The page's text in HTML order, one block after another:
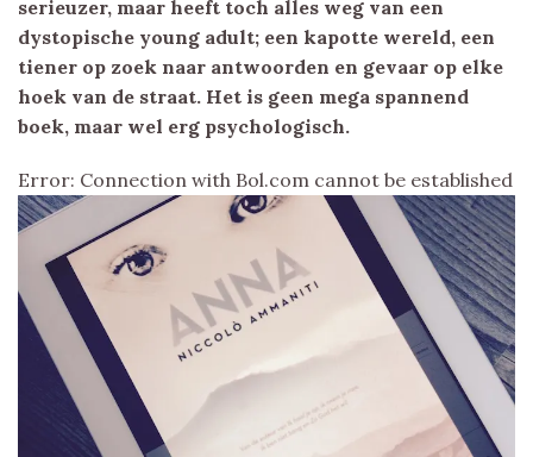
serieuzer, maar heeft toch alles weg van een
dystopische young adult; een kapotte wereld, een
tiener op zoek naar antwoorden en gevaar op elke
hoek van de straat. Het is geen mega spannend
boek, maar wel erg psychologisch.
Error: Connection with Bol.com cannot be established